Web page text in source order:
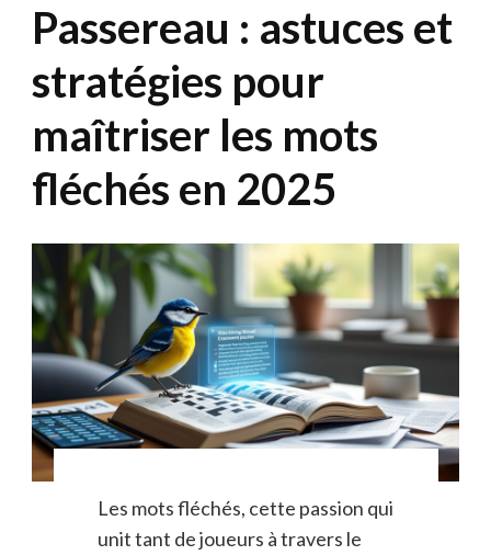
Passereau : astuces et
stratégies pour
maîtriser les mots
fléchés en 2025
Les mots fléchés, cette passion qui
unit tant de joueurs à travers le